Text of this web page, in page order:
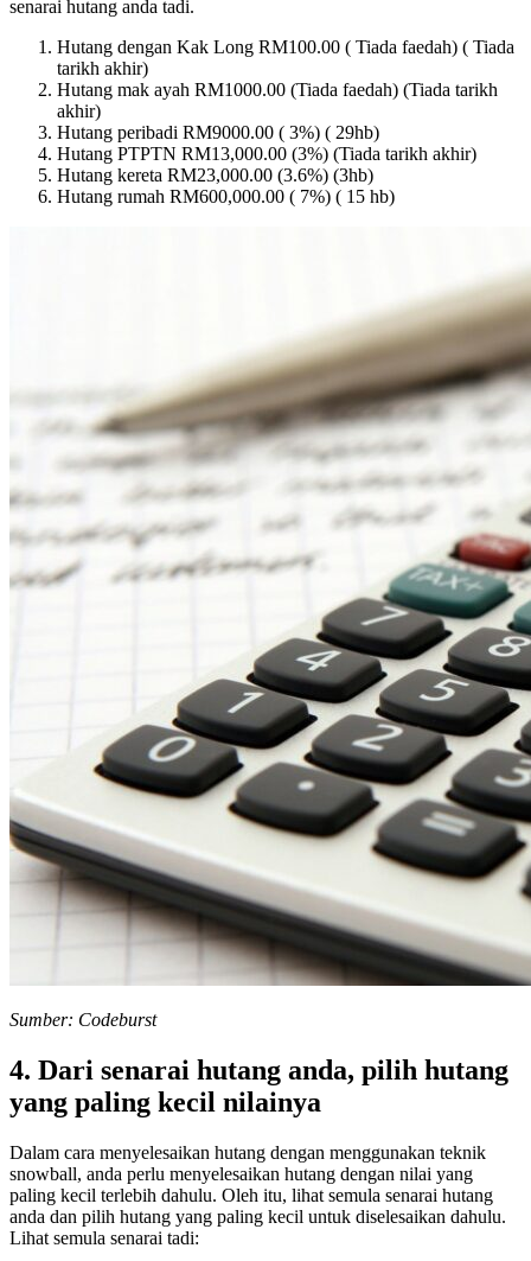
senarai hutang anda tadi.
Hutang dengan Kak Long RM100.00 ( Tiada faedah) ( Tiada
tarikh akhir)
Hutang mak ayah RM1000.00 (Tiada faedah) (Tiada tarikh
akhir)
Hutang peribadi RM9000.00 ( 3%) ( 29hb)
Hutang PTPTN RM13,000.00 (3%) (Tiada tarikh akhir)
Hutang kereta RM23,000.00 (3.6%) (3hb)
Hutang rumah RM600,000.00 ( 7%) ( 15 hb)
Sumber: Codeburst
4. Dari senarai hutang anda, pilih hutang
yang paling kecil nilainya
Dalam cara menyelesaikan hutang dengan menggunakan teknik
snowball, anda perlu menyelesaikan hutang dengan nilai yang
paling kecil terlebih dahulu. Oleh itu, lihat semula senarai hutang
anda dan pilih hutang yang paling kecil untuk diselesaikan dahulu.
Lihat semula senarai tadi: